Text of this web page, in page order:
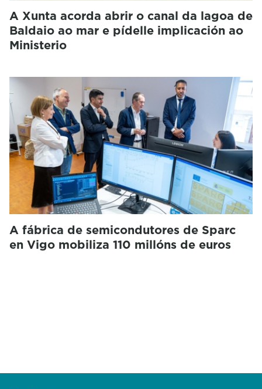
A Xunta acorda abrir o canal da lagoa de
Baldaio ao mar e pídelle implicación ao
Ministerio
A fábrica de semicondutores de Sparc
en Vigo mobiliza 110 millóns de euros